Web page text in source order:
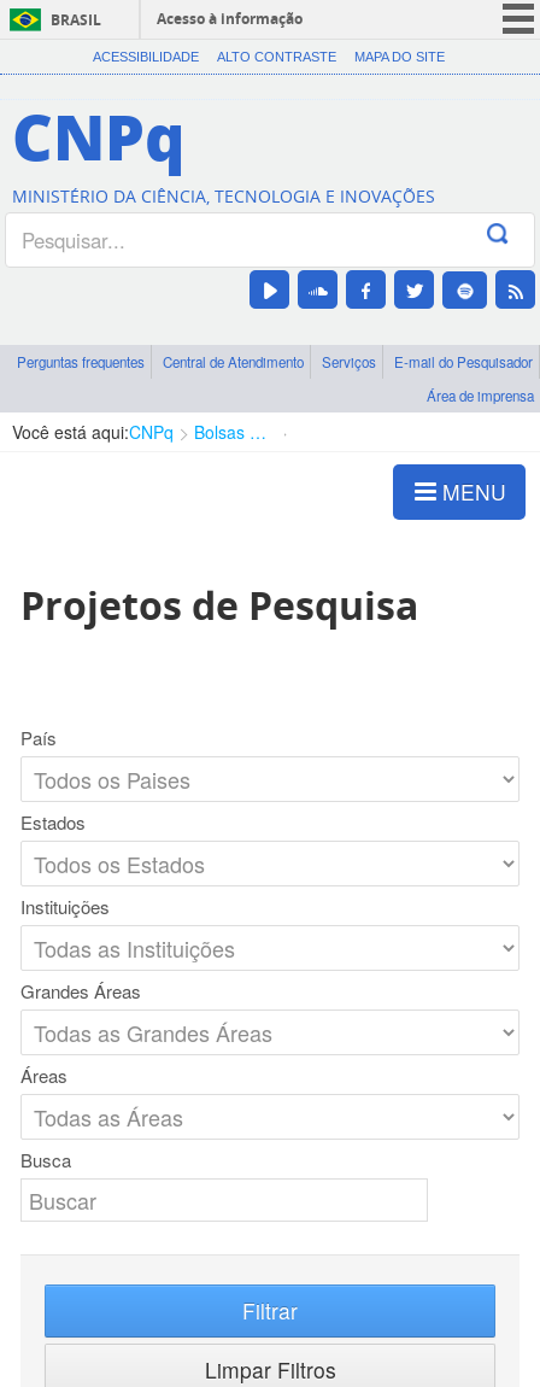
BRASIL
Acesso à informação
CORONAVÍRUS (COVID-19)
Canais
ACESSIBILIDADE ALTO CONTRASTE MAPA DO SITE
CNPq
MINISTÉRIO DA CIÊNCIA, TECNOLOGIA E INOVAÇÕES
Perguntas frequentes Central de Atendimento Serviços
E-mail do Pesquisador
Área de imprensa
Você está aqui:CNPq Bolsas e Auxílios Vigentes
MENU
Projetos de Pesquisa
País
Estados
Instituições
Grandes Áreas
Áreas
Busca
Filtrar
Limpar Filtros